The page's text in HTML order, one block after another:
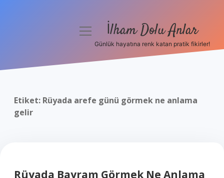
Yasal Uyarı
menüyü İlham Dolu Anlar
Günlük hayatına renk katan pratik fikirler!
Etiket: Rüyada arefe günü görmek ne anlama
gelir
Rüyada Bayram Görmek Ne Anlama